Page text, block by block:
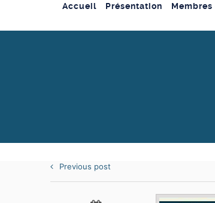
Accueil Présentation Membres
Previous post